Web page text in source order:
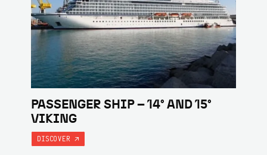
PASSENGER SHIP – 14° AND 15°
VIKING
DISCOVER